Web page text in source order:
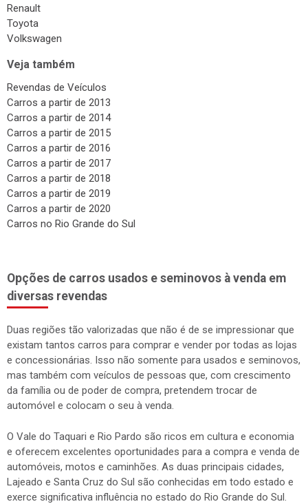
Renault
Toyota
Volkswagen
Veja também
Revendas de Veículos
Carros a partir de 2013
Carros a partir de 2014
Carros a partir de 2015
Carros a partir de 2016
Carros a partir de 2017
Carros a partir de 2018
Carros a partir de 2019
Carros a partir de 2020
Carros no Rio Grande do Sul
Opções de carros usados e seminovos à venda em
diversas revendas
Duas regiões tão valorizadas que não é de se impressionar que
existam tantos carros para comprar e vender por todas as lojas
e concessionárias. Isso não somente para usados e seminovos,
mas também com veículos de pessoas que, com crescimento
da família ou de poder de compra, pretendem trocar de
automóvel e colocam o seu à venda.
O Vale do Taquari e Rio Pardo são ricos em cultura e economia
e oferecem excelentes oportunidades para a compra e venda de
automóveis, motos e caminhões. As duas principais cidades,
Lajeado e Santa Cruz do Sul são conhecidas em todo estado e
exerce significativa influência no estado do Rio Grande do Sul.